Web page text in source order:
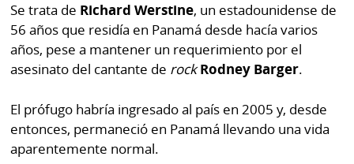
Se trata de Richard Werstine, un estadounidense de
56 años que residía en Panamá desde hacía varios
años, pese a mantener un requerimiento por el
asesinato del cantante de rockRodney Barger.
El prófugo habría ingresado al país en 2005 y, desde
entonces, permaneció en Panamá llevando una vida
aparentemente normal.